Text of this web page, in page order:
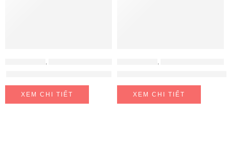
XEM CHI TIẾT XEM CHI TIẾT